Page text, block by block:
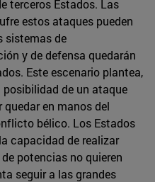
terceros Estados. Las
estos ataques pueden
sistemas de
y de defensa quedarán
Este escenario plantea,
de un ataque
en manos del
bélico. Los Estados
capacidad de realizar
potencias no quieren
seguir a las grandes